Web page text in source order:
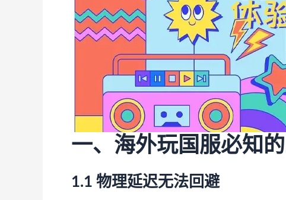
一、海外玩国服必知
1.1 物理延迟无法回避